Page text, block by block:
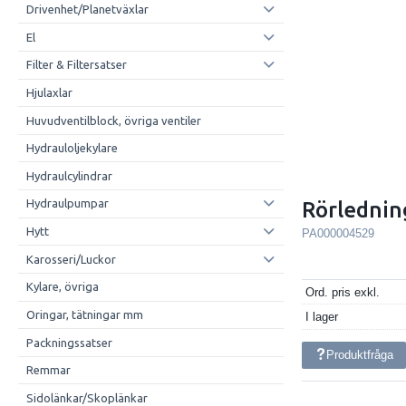
Drivenhet/Planetväxlar
El
Filter & Filtersatser
Hjulaxlar
Huvudventilblock, övriga ventiler
Hydrauloljekylare
Hydraulcylindrar
Hydraulpumpar
Hytt
Karosseri/Luckor
Kylare, övriga
Oringar, tätningar mm
Packningssatser
Remmar
Sidolänkar/Skoplänkar
PA000004529
Ord. pris exkl.
I lager
Produktfråga